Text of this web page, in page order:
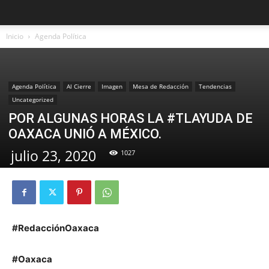
Inicio Agenda Política
Agenda Política Al Cierre Imagen Mesa de Redacción
Tendencias
Uncategorized
POR ALGUNAS HORAS LA #TLAYUDA DE
OAXACA UNIÓ A MÉXICO.
julio 23, 2020 1027
#RedacciónOaxaca
#Oaxaca